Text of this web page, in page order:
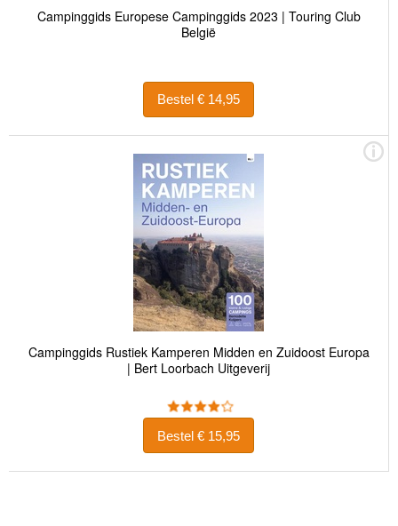
Campinggids Europese Campinggids 2023 | Touring Club
België
Bestel € 14,95
Campinggids Rustiek Kamperen Midden en Zuidoost Europa
| Bert Loorbach Uitgeverij
Bestel € 15,95